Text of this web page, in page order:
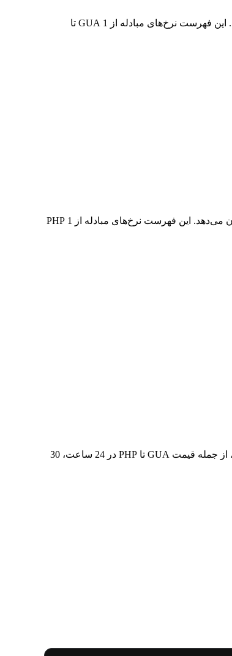
در جدول بالا، نمودار داده‌های تبدیل جامع GUA به PHP را مشاهده می‌کنید که رابطه ارزش دلار را در مقادیر مختلف تبدیل رایج نشان می‌دهد. این فهرست نرخ‌های مبادله از 1 GUA تا
در جدول بالا، نمودار داده‌های تبدیل جامع PHP به GUA را مشاهده می‌کنید که رابطه ارزش PHP و GUA را در مقادیر مختلف تبدیل رایج نشان می‌دهد. این فهرست نرخ‌های مبادله از 1 PHP
در 7 روز گذشته، بالاترین قیمت از GUA تا PHP ₱3.18 و کمترین آن ₱2.25 بوده است. می‌توانید داده‌های بیشتری را در جدول زیر بررسی کنید، از جمله قیمت GUA تا PHP در 24 ساعت، 30